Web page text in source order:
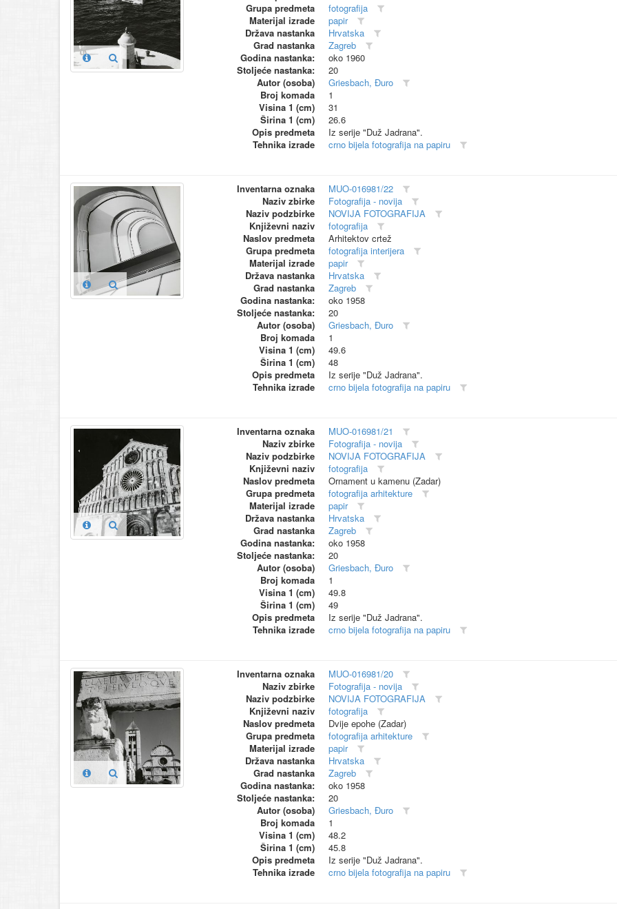
Grupa predmeta
fotografija
Materijal izrade
papir
Država nastanka
Hrvatska
Grad nastanka
Zagreb
Godina nastanka:
oko 1960
Stoljeće nastanka:
20
Autor (osoba)
Griesbach, Đuro
Broj komada
1
Visina 1 (cm)
31
Širina 1 (cm)
26.6
Opis predmeta
Iz serije "Duž Jadrana".
Tehnika izrade
crno bijela fotografija na papiru
Inventarna oznaka
MUO-016981/22
Naziv zbirke
Fotografija - novija
Naziv podzbirke
NOVIJA FOTOGRAFIJA
Književni naziv
fotografija
Naslov predmeta
Arhitektov crtež
Grupa predmeta
fotografija interijera
Materijal izrade
papir
Država nastanka
Hrvatska
Grad nastanka
Zagreb
Godina nastanka:
oko 1958
Stoljeće nastanka:
20
Autor (osoba)
Griesbach, Đuro
Broj komada
1
Visina 1 (cm)
49.6
Širina 1 (cm)
48
Opis predmeta
Iz serije "Duž Jadrana".
Tehnika izrade
crno bijela fotografija na papiru
Inventarna oznaka
MUO-016981/21
Naziv zbirke
Fotografija - novija
Naziv podzbirke
NOVIJA FOTOGRAFIJA
Književni naziv
fotografija
Naslov predmeta
Ornament u kamenu (Zadar)
Grupa predmeta
fotografija arhitekture
Materijal izrade
papir
Država nastanka
Hrvatska
Grad nastanka
Zagreb
Godina nastanka:
oko 1958
Stoljeće nastanka:
20
Autor (osoba)
Griesbach, Đuro
Broj komada
1
Visina 1 (cm)
49.8
Širina 1 (cm)
49
Opis predmeta
Iz serije "Duž Jadrana".
Tehnika izrade
crno bijela fotografija na papiru
Inventarna oznaka
MUO-016981/20
Naziv zbirke
Fotografija - novija
Naziv podzbirke
NOVIJA FOTOGRAFIJA
Književni naziv
fotografija
Naslov predmeta
Dvije epohe (Zadar)
Grupa predmeta
fotografija arhitekture
Materijal izrade
papir
Država nastanka
Hrvatska
Grad nastanka
Zagreb
Godina nastanka:
oko 1958
Stoljeće nastanka:
20
Autor (osoba)
Griesbach, Đuro
Broj komada
1
Visina 1 (cm)
48.2
Širina 1 (cm)
45.8
Opis predmeta
Iz serije "Duž Jadrana".
Tehnika izrade
crno bijela fotografija na papiru